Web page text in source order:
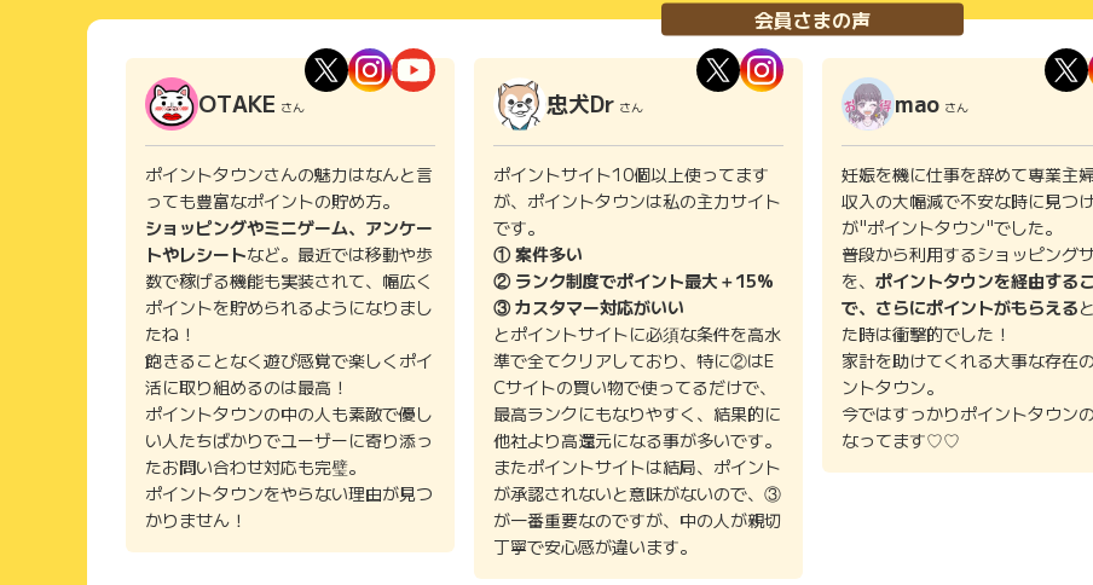
会員さまの声
OTAKE さん
ポイントタウンさんの魅力はなんと言
っても豊富なポイントの貯め方。
ショッピングやミニゲーム、アンケー
トやレシートなど。最近では移動や歩
数で稼げる機能も実装されて、幅広く
ポイントを貯められるようになりまし
たね！
飽きることなく遊び感覚で楽しくポイ
活に取り組めるのは最高！
ポイントタウンの中の人も素敵で優し
い人たちばかりでユーザーに寄り添っ
たお問い合わせ対応も完璧。
ポイントタウンをやらない理由が見つ
かりません！
忠犬Dr さん
ポイントサイト10個以上使ってます
が、ポイントタウンは私の主力サイト
です。
① 案件多い
② ランク制度でポイント最大＋15%
③ カスタマー対応がいい
とポイントサイトに必須な条件を高水
準で全てクリアしており、特に②はE
Cサイトの買い物で使ってるだけで、
最高ランクにもなりやすく、結果的に
他社より高還元になる事が多いです。
またポイントサイトは結局、ポイント
が承認されないと意味がないので、③
が一番重要なのですが、中の人が親切
丁寧で安心感が違います。
mao さん
妊娠を機に仕事を辞めて専業主婦
収入の大幅減で不安な時に見つ
が"ポイントタウン"でした。
普段から利用するショッピング
を、 ポイントタウンを経由する
で、さらにポイントがもらえる
た時は衝撃的でした！
家計を助けてくれる大事な存在
ントタウン。
今ではすっかりポイントタウン
なってます♡♡